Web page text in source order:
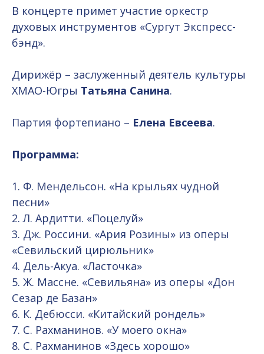
В концерте примет участие оркестр
духовых инструментов «Сургут Экспресс-
бэнд».
Дирижёр – заслуженный деятель культуры
ХМАО-Югры Татьяна Санина.
Партия фортепиано – Елена Евсеева.
Программа:
1. Ф. Мендельсон. «На крыльях чудной
песни»
2. Л. Ардитти. «Поцелуй»
3. Дж. Россини. «Ария Розины» из оперы
«Севильский цирюльник»
4. Дель-Акуа. «Ласточка»
5. Ж. Массне. «Севильяна» из оперы «Дон
Сезар де Базан»
6. К. Дебюсси. «Китайский рондель»
7. С. Рахманинов. «У моего окна»
8. С. Рахманинов «Здесь хорошо»